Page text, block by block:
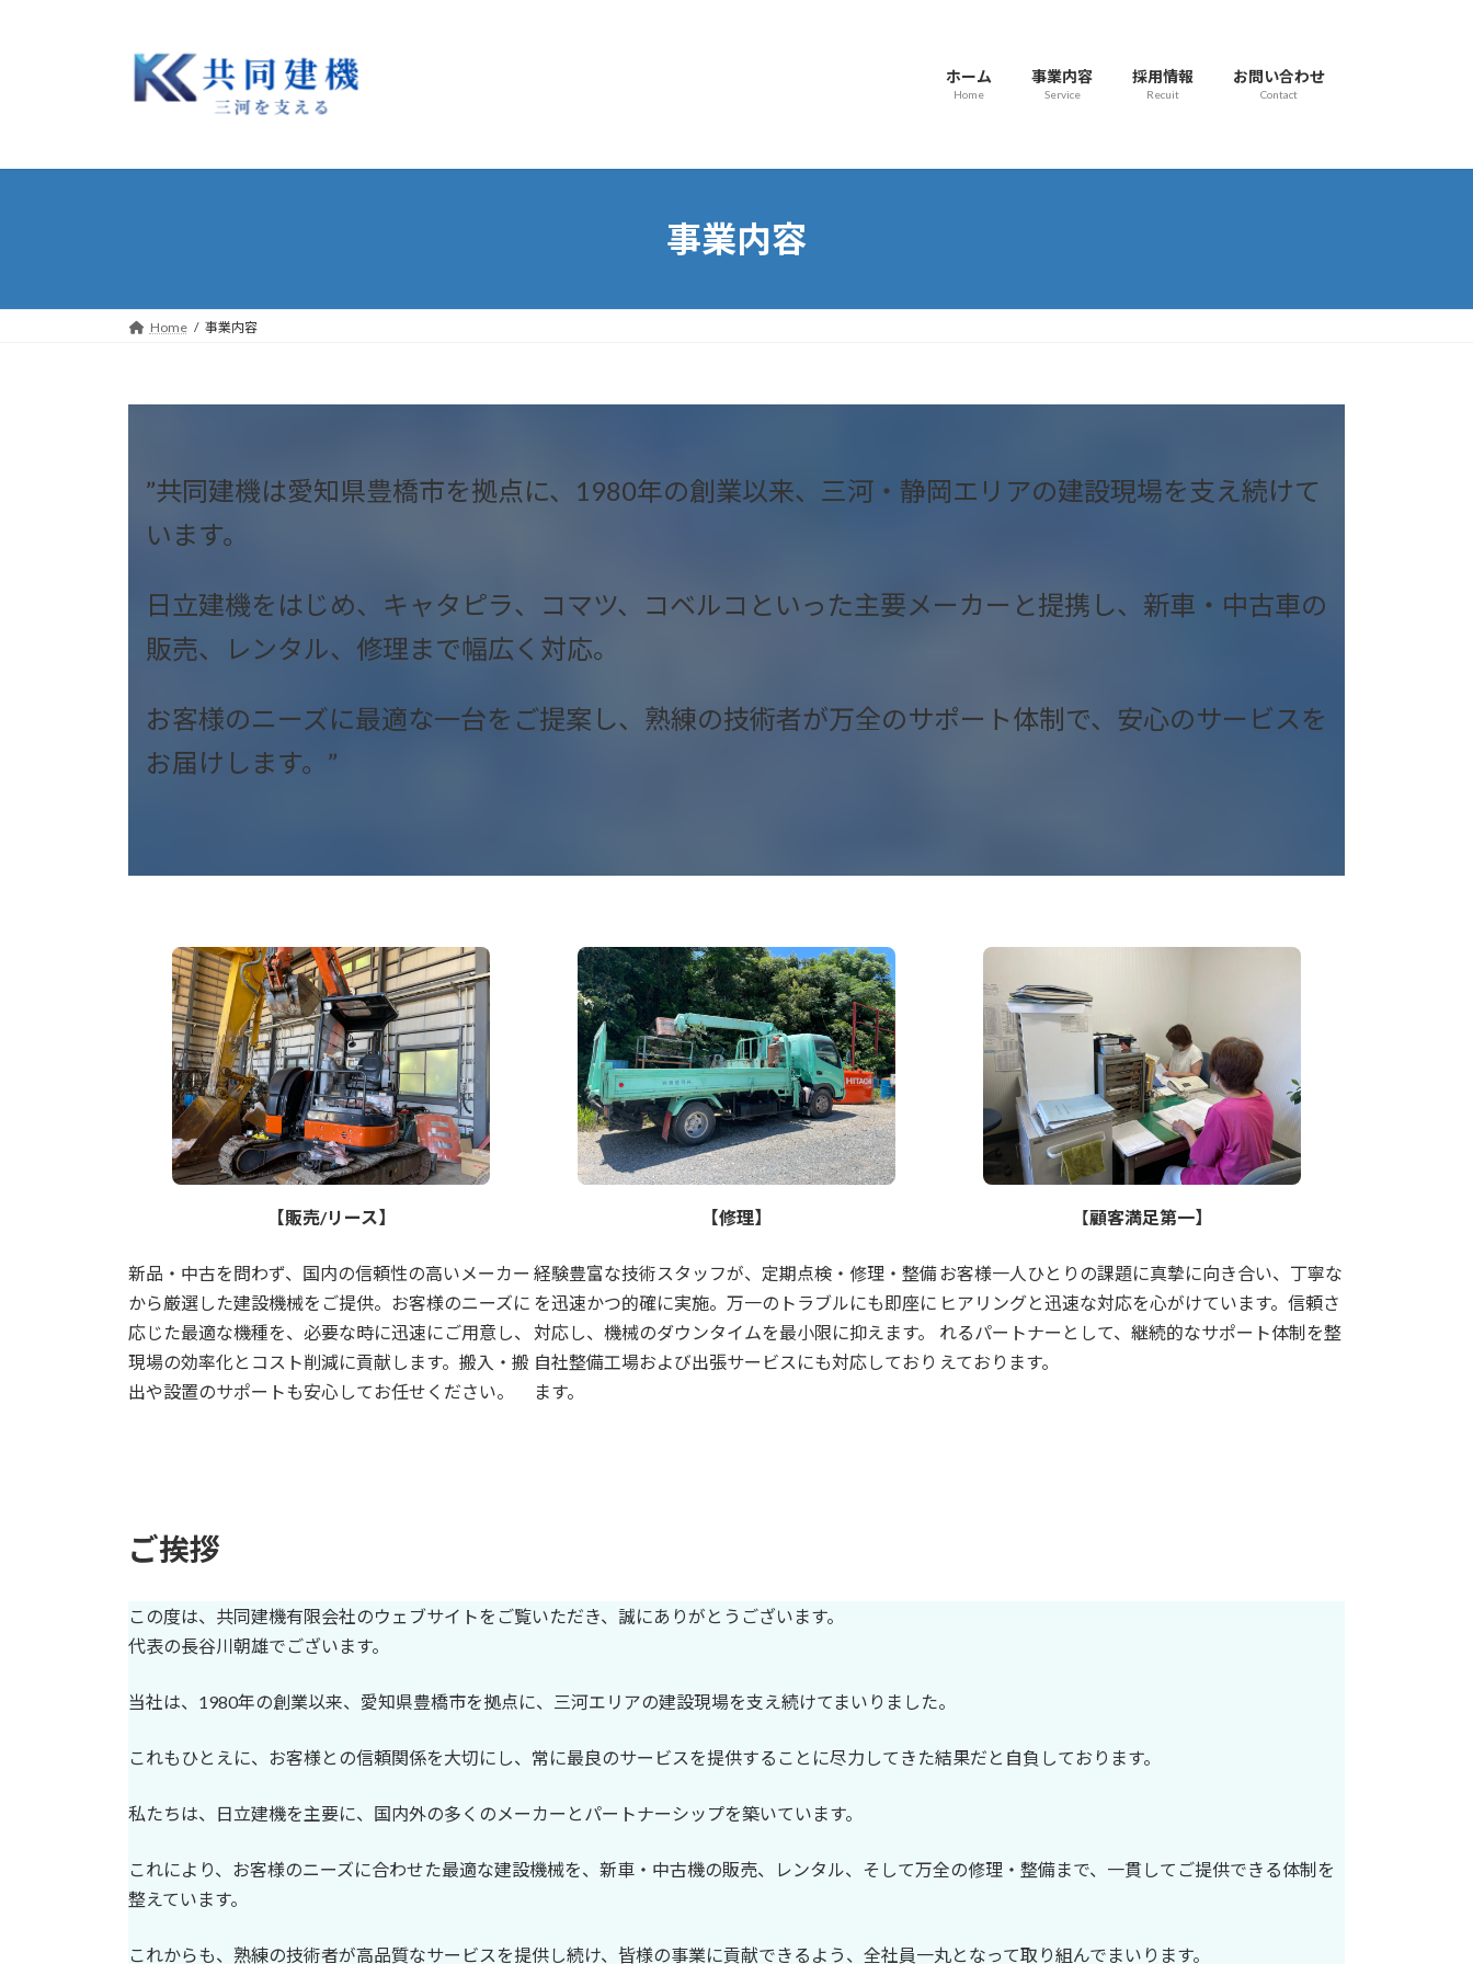
ス
ン
ホーム
Home
事業内容
Service
採用情報
Recuit
お問い合わせ
Contact
事業内容
Home 事業内容
”共同建機は愛知県豊橋市を拠点に、1980年の創業以来、三河・静岡エリアの建設現場を支え続けて
います。
日立建機をはじめ、キャタピラ、コマツ、コベルコといった主要メーカーと提携し、新車・中古車の
販売、レンタル、修理まで幅広く対応。
お客様のニーズに最適な一台をご提案し、熟練の技術者が万全のサポート体制で、安心のサービスを
お届けします。”
【販売/リース】
新品・中古を問わず、国内の信頼性の高いメーカー
から厳選した建設機械をご提供。お客様のニーズに
応じた最適な機種を、必要な時に迅速にご用意し、
現場の効率化とコスト削減に貢献します。搬入・搬
出や設置のサポートも安心してお任せください。
【修理】
経験豊富な技術スタッフが、定期点検・修理・整備
を迅速かつ的確に実施。万一のトラブルにも即座に
対応し、機械のダウンタイムを最小限に抑えます。
自社整備工場および出張サービスにも対応しており
ます。
【顧客満足第一】
お客様一人ひとりの課題に真摯に向き合い、丁寧な
ヒアリングと迅速な対応を心がけています。信頼さ
れるパートナーとして、継続的なサポート体制を整
えております。
ご挨拶
この度は、共同建機有限会社のウェブサイトをご覧いただき、誠にありがとうございます。
代表の長谷川朝雄でございます。
当社は、1980年の創業以来、愛知県豊橋市を拠点に、三河エリアの建設現場を支え続けてまいりました。
これもひとえに、お客様との信頼関係を大切にし、常に最良のサービスを提供することに尽力してきた結果だと自負しております。
私たちは、日立建機を主要に、国内外の多くのメーカーとパートナーシップを築いています。
これにより、お客様のニーズに合わせた最適な建設機械を、新車・中古機の販売、レンタル、そして万全の修理・整備まで、一貫してご提供できる体制を
整えています。
これからも、熟練の技術者が高品質なサービスを提供し続け、皆様の事業に貢献できるよう、全社員一丸となって取り組んでまいります。